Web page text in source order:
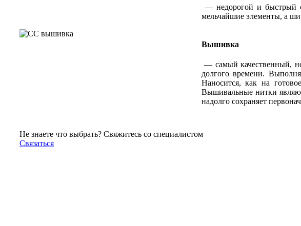
— недорогой и быстрый
мельчайшие элементы, а
Вышивка
— самый качественный,
долгого времени.
Наносится, как на
Вышивальные нитки
надолго сохраняет
Не знаете что выбрать? Свяжитесь со специалистом
Связаться